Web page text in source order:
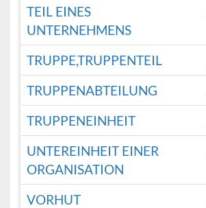
TEIL EINES
UNTERNEHMENS
TRUPPE,TRUPPENTEIL
TRUPPENABTEILUNG
TRUPPENEINHEIT
UNTEREINHEIT EINER
ORGANISATION
VORHUT